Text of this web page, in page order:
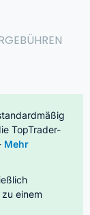
TopTrader-
Mehr
einem